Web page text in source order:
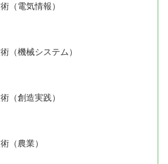
（電気情報）
（機械システム）
（創造実践）
（農業）